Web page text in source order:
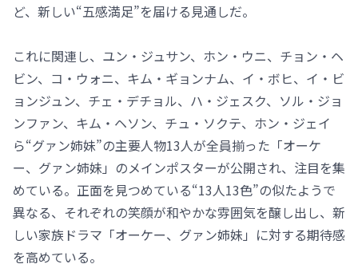
ど、新しい“五感満足”を届ける見通しだ。
これに関連し、ユン・ジュサン、ホン・ウニ、チョン・ヘ
ビン、コ・ウォニ、キム・ギョンナム、イ・ボヒ、イ・ビ
ョンジュン、チェ・デチョル、ハ・ジェスク、ソル・ジョ
ンファン、キム・ヘソン、チュ・ソクテ、ホン・ジェイ
ら“グァン姉妹”の主要人物13人が全員揃った「オーケ
ー、グァン姉妹」のメインポスターが公開され、注目を集
めている。正面を見つめている“13人13色”の似たようで
異なる、それぞれの笑顔が和やかな雰囲気を醸し出し、新
しい家族ドラマ「オーケー、グァン姉妹」に対する期待感
を高めている。